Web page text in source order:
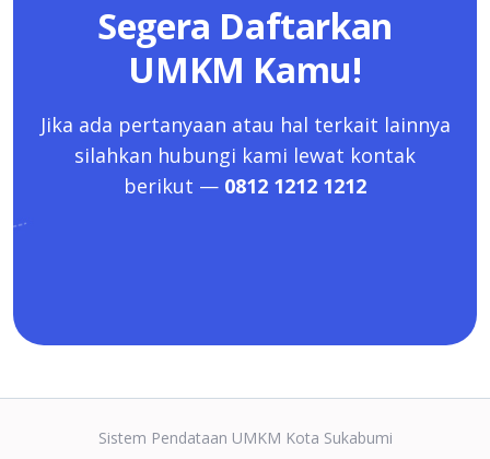
Segera Daftarkan
UMKM Kamu!
Jika ada pertanyaan atau hal terkait lainnya
silahkan hubungi kami lewat kontak
berikut — 0812 1212 1212
Sistem Pendataan UMKM Kota Sukabumi